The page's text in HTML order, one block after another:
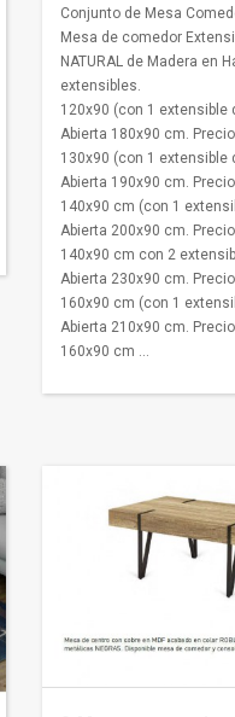
Conjunto de Mesa
Mesa de comedor
NATURAL de Madera en
extensibles.
120x90 (con 1 extensible
Abierta 180x90 cm.
130x90 (con 1 extensible
Abierta 190x90 cm.
140x90 cm (con 1
Abierta 200x90 cm.
140x90 cm con 2
Abierta 230x90 cm.
160x90 cm (con 1
Abierta 210x90 cm.
160x90 cm ...